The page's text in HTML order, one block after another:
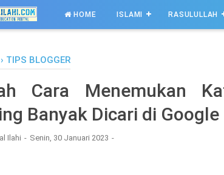
HOME ISLAMI RASULULLAH
› TIPS BLOGGER
Cara Menemukan
Banyak Dicari di Google
Ilahi Senin, 30 Januari 2023